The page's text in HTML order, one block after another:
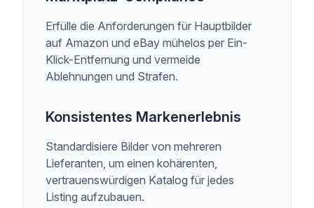
Erfülle die Anforderungen für Hauptbilder
auf Amazon und eBay mühelos per Ein-
Klick-Entfernung und vermeide
Ablehnungen und Strafen.
Konsistentes Markenerlebnis
Standardisiere Bilder von mehreren
Lieferanten, um einen kohärenten,
vertrauenswürdigen Katalog für jedes
Listing aufzubauen.